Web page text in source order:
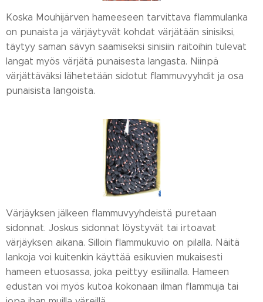
Koska Mouhijärven hameeseen tarvittava flammulanka
on punaista ja värjäytyvät kohdat värjätään sinisiksi,
täytyy saman sävyn saamiseksi sinisiin raitoihin tulevat
langat myös värjätä punaisesta langasta. Niinpä
värjättäväksi lähetetään sidotut flammuvyyhdit ja osa
punaisista langoista.
Värjäyksen jälkeen flammuvyyhdeistä puretaan
sidonnat. Joskus sidonnat löystyvät tai irtoavat
värjäyksen aikana. Silloin flammukuvio on pilalla. Näitä
lankoja voi kuitenkin käyttää esikuvien mukaisesti
hameen etuosassa, joka peittyy esiliinalla. Hameen
edustan voi myös kutoa kokonaan ilman flammuja tai